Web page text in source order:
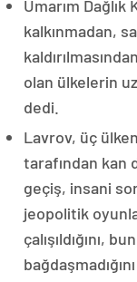
Umarım
kalkınmadan,
olan ülkelerin
dedi.
Lavrov, üç
tarafından kan
geçiş, insani
jeopolitik
çalışıldığını,